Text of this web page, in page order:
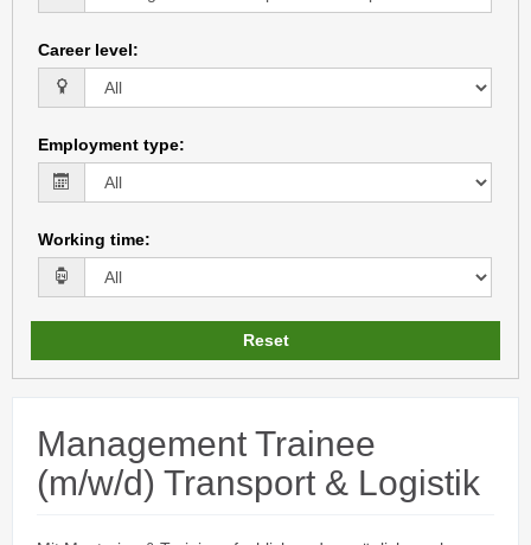
Career level:
Employment type:
Working time:
Reset
Management Trainee
(m/w/d) Transport & Logistik